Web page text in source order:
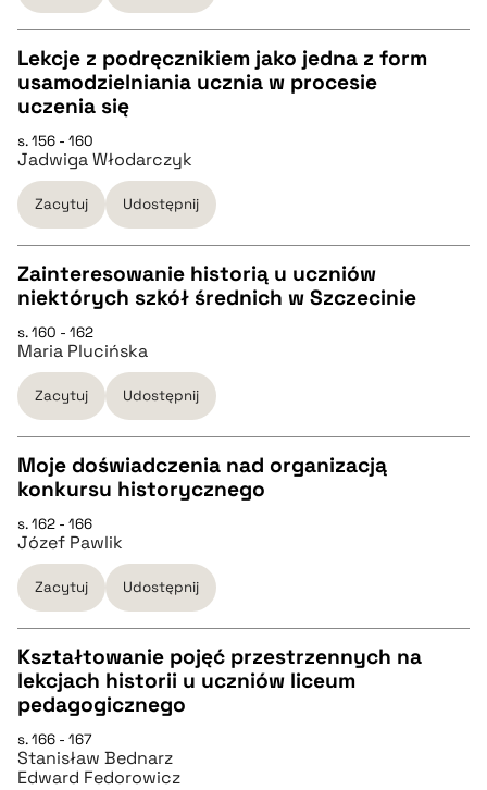
BIBTEX
pobierz cytat
CZYSTY TEKST
pobierz cytat
BIBTEX
pobierz cytat
Lekcje z podręcznikiem jako jedna z form
usamodzielniania ucznia w procesie
uczenia się
s. 156 - 160
Jadwiga Włodarczyk
Zacytuj Udostępnij
CZYSTY TEKST
pobierz cytat
BIBTEX
Zainteresowanie historią u uczniów
niektórych szkół średnich w Szczecinie
s. 160 - 162
Maria Plucińska
Zacytuj Udostępnij
pobierz cytat
BIBTEX
pobierz cytat
Moje doświadczenia nad organizacją
konkursu historycznego
s. 162 - 166
Józef Pawlik
Zacytuj Udostępnij
CZYSTY TEKST
pobierz cytat
Kształtowanie pojęć przestrzennych na
lekcjach historii u uczniów liceum
pedagogicznego
s. 166 - 167
Stanisław Bednarz
Edward Fedorowicz